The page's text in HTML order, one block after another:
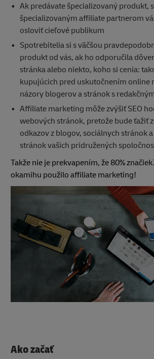
Ak predávate špecializovaný produkt,
špecializovaným affiliate partnerom
osloviť cieľové publikum
Spotrebitelia si s väčšou
produkt od vás, ak ho odporučila
stránka alebo niekto, koho si cenia:
kupujúcich pred uskutočnením online
názory blogerov a stránok s
Affiliate marketing môže zvýšiť SEO
webových stránok, pretože bude ťažiť
odkazov z blogov, sociálnych stránok
stránok vašich pridružených
Takže nie je prekvapením, že 80%
okamihu použilo affiliate marketing!
Ako začať